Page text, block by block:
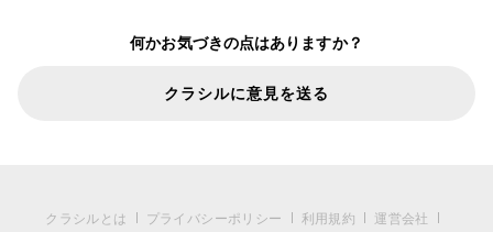
何かお気づきの点はありますか？
クラシルに意見を送る
クラシルとは プライバシーポリシー 利用規約 運営会社